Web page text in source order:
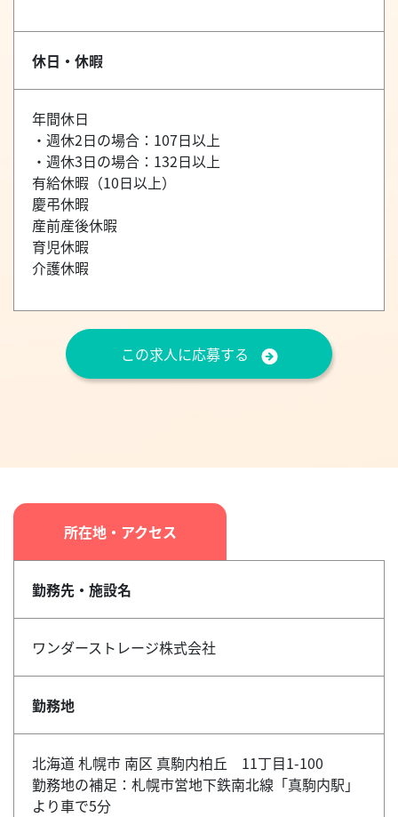
休日・休暇
年間休日
・週休2日の場合：107日以上
・週休3日の場合：132日以上
有給休暇（10日以上）
慶弔休暇
産前産後休暇
育児休暇
介護休暇
この求人に応募する
所在地・アクセス
勤務先・施設名
ワンダーストレージ株式会社
勤務地
北海道 札幌市 南区 真駒内柏丘 11丁目1-100
勤務地の補足：札幌市営地下鉄南北線「真駒内駅」
より車で5分